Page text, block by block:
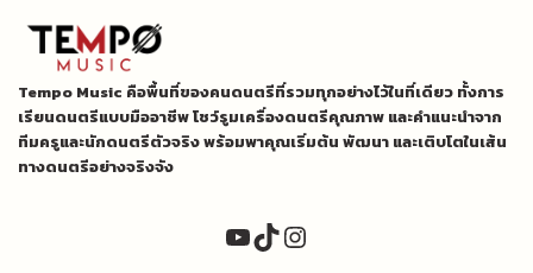
Tempo Music คือพื้นที่ของคนดนตรีที่รวมทุกอย่างไว้ในที่เดียว ทั้งการ
เรียนดนตรีแบบมืออาชีพ โชว์รูมเครื่องดนตรีคุณภาพ และคำแนะนำจาก
ทีมครูและนักดนตรีตัวจริง พร้อมพาคุณเริ่มต้น พัฒนา และเติบโตในเส้น
ทางดนตรีอย่างจริงจัง
YouTube
TikTok
Instagram